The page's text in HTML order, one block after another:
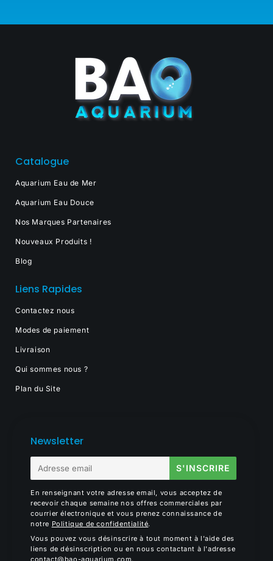
Catalogue
Aquarium Eau de Mer
Aquarium Eau Douce
Nos Marques Partenaires
Nouveaux Produits !
Blog
Liens Rapides
Contactez nous
Modes de paiement
Livraison
Qui sommes nous ?
Plan du Site
Newsletter
mail
S'INSCRIRE
En renseignant votre adresse email, vous acceptez de
recevoir chaque semaine nos offres commerciales par
courrier électronique et vous prenez connaissance de
notre Politique de confidentialité.
Vous pouvez vous désinscrire à tout moment à l'aide des
liens de désinscription ou en nous contactant à l'adresse